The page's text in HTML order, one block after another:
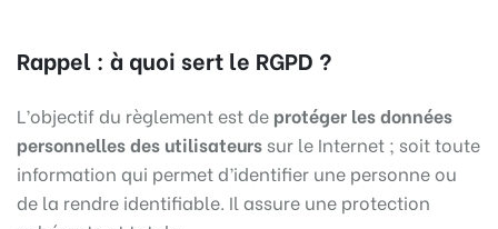
Rappel : à quoi sert le RGPD ?
L’objectif du règlement est de protéger lesdonnées
personnelles des utilisateurs sur le Internet ; soit toute
information qui permet d’identifier une personne ou
de la rendre identifiable. Il assure une protection